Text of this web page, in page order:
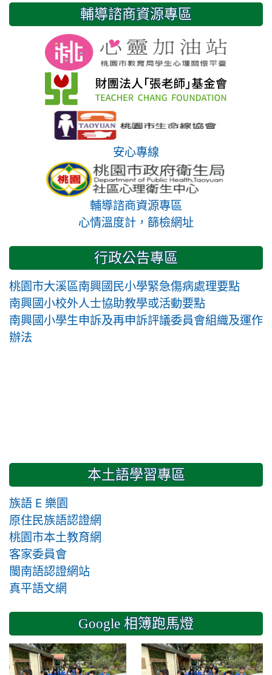
輔導諮商資源專區
安心專線
輔導諮商資源專區
心情溫度計，篩檢網址
行政公告專區
桃園市大溪區南興國民小學緊急傷病處理要點
南興國小校外人士協助教學或活動要點
南興國小學生申訴及再申訴評議委員會組織及運作
辦法
本土語學習專區
族語 E 樂園
原住民族語認證網
桃園市本土教育網
客家委員會
閩南語認證網站
真平語文網
Google 相簿跑馬燈
2024-11-14 六年級三和